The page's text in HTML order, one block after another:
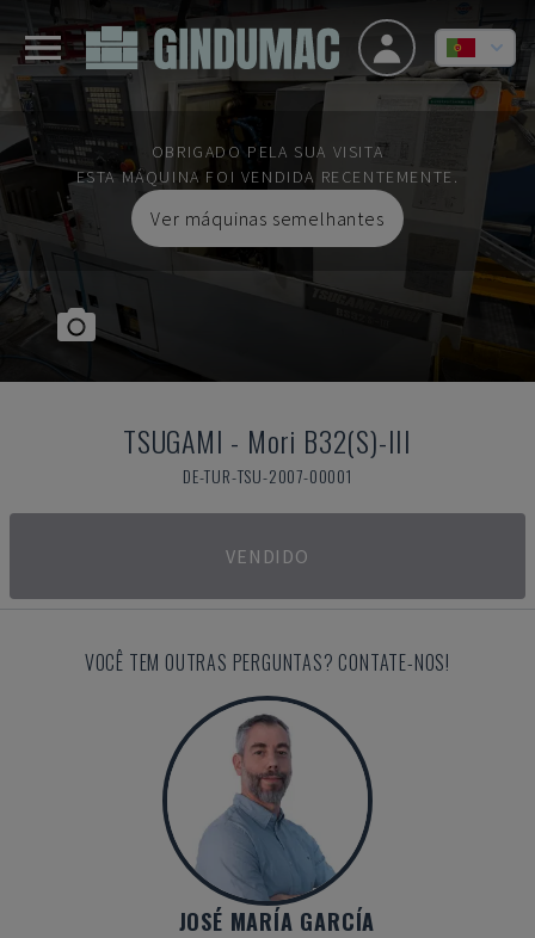
OBRIGADO PELA SUA VISITA
ESTA MÁQUINA FOI VENDIDA RECENTEMENTE.
Ver máquinas semelhantes
TSUGAMI - Mori B32(S)-III
DE-TUR-TSU-2007-00001
VENDIDO
VOCÊ TEM OUTRAS PERGUNTAS? CONTATE-NOS!
JOSÉ MARÍA GARCÍA